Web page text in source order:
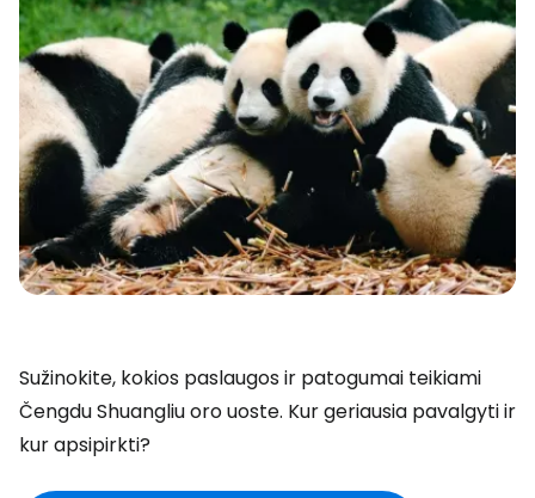
Sužinokite, kokios paslaugos ir patogumai teikiami
Čengdu Shuangliu oro uoste. Kur geriausia pavalgyti ir
kur apsipirkti?